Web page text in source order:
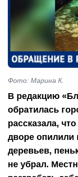
Фото: Марина К.
В редакцию
обратилась
рассказала,
дворе опилили
деревьев,
не убрал.